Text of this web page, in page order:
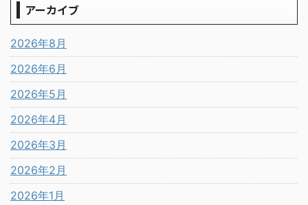
アーカイブ
2026年8月
2026年6月
2026年5月
2026年4月
2026年3月
2026年2月
2026年1月